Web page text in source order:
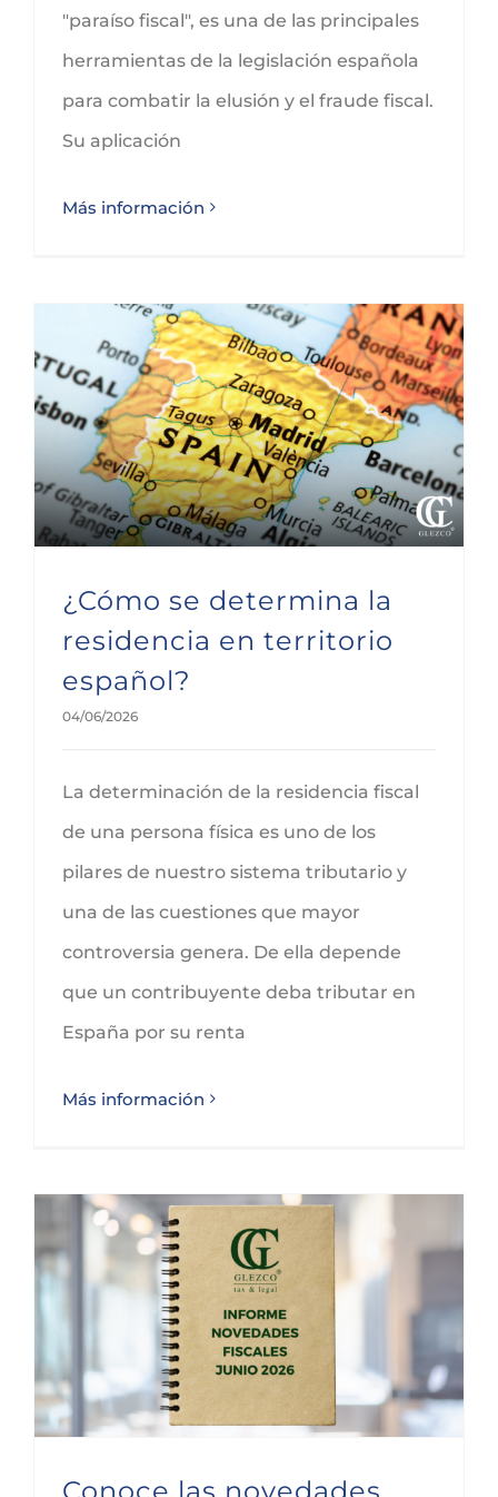
"paraíso fiscal", es una de las principales
herramientas de la legislación española
para combatir la elusión y el fraude fiscal.
Su aplicación
Más información
¿Cómo se determina la
residencia en territorio
español?
04/06/2026
La determinación de la residencia fiscal
de una persona física es uno de los
pilares de nuestro sistema tributario y
una de las cuestiones que mayor
controversia genera. De ella depende
que un contribuyente deba tributar en
España por su renta
Más información
Conoce las novedades